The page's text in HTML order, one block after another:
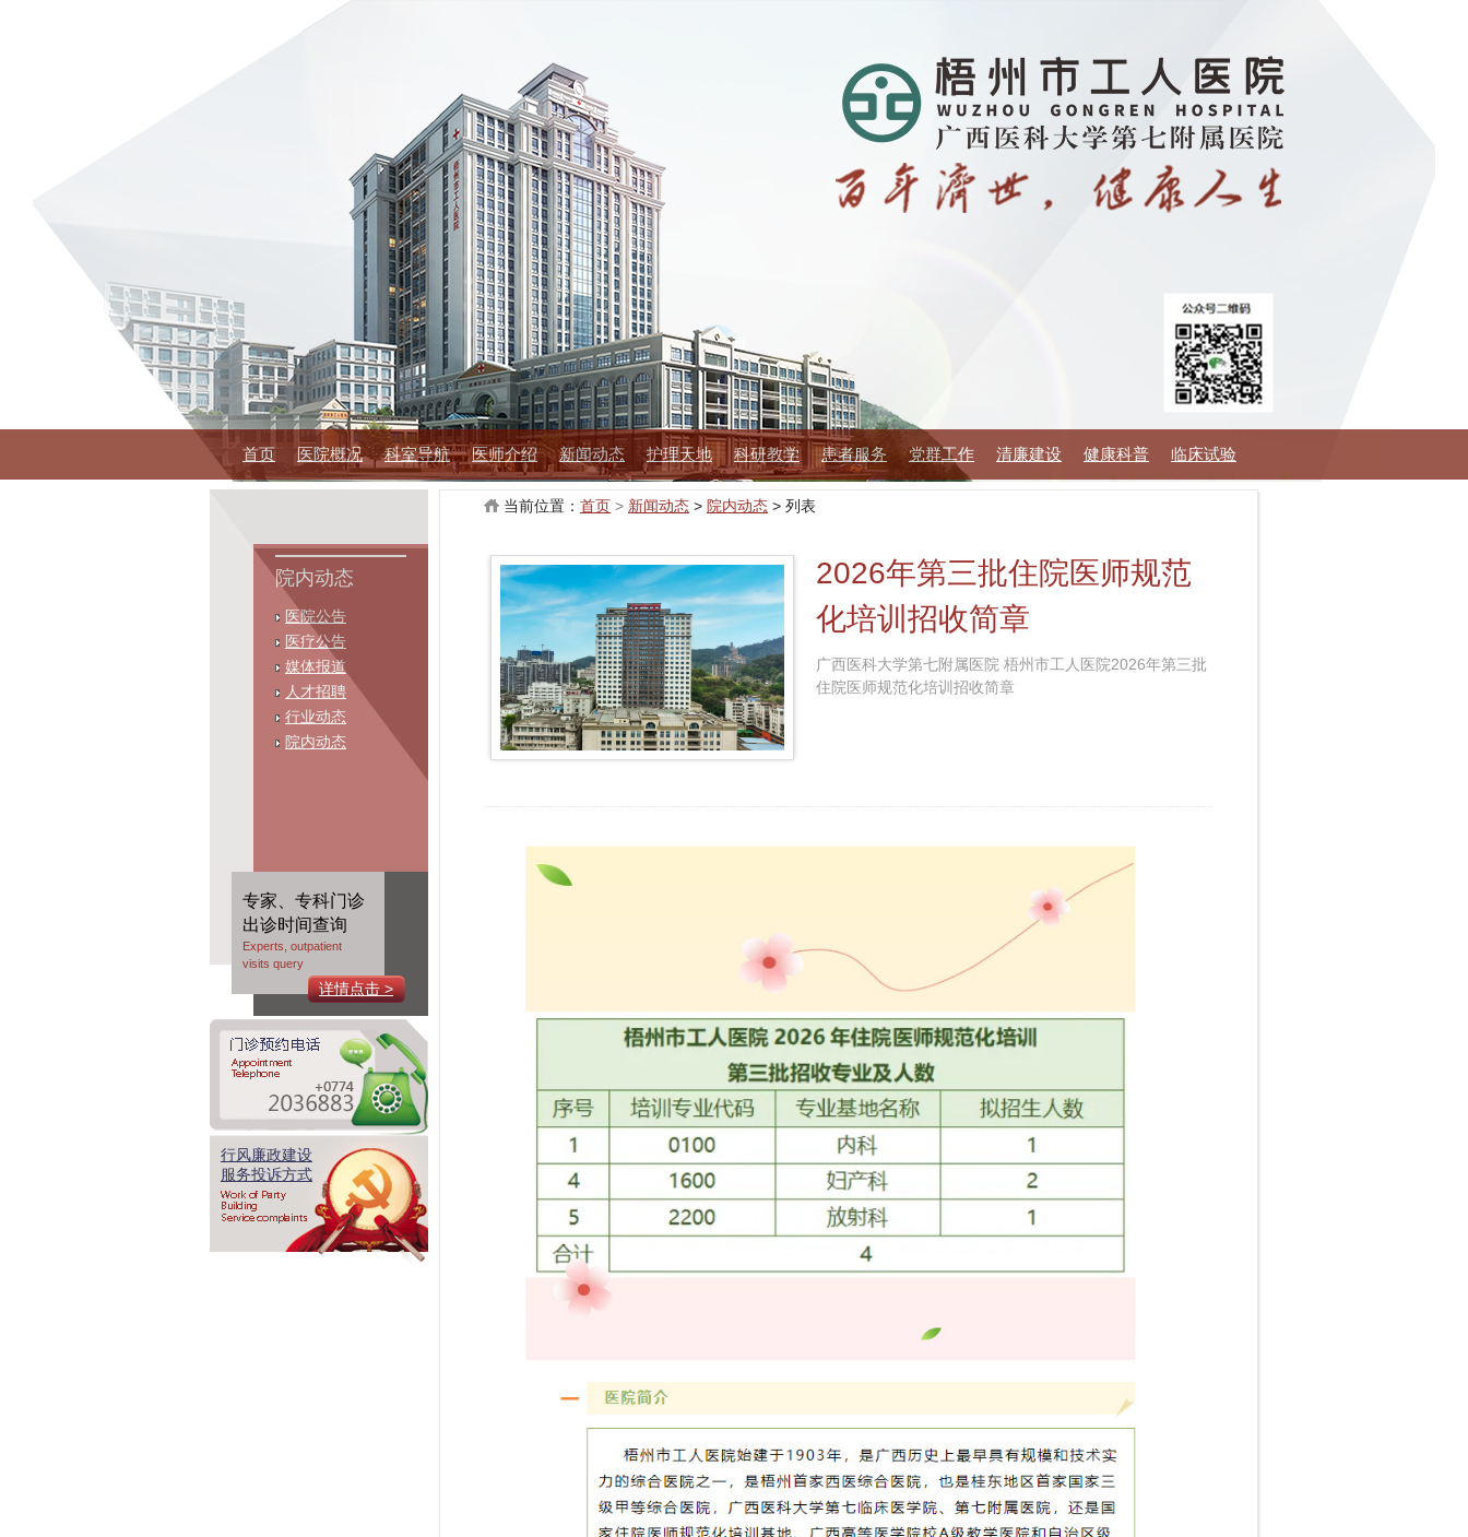
首页 医院概况 科室导航 医师介绍 新闻动态 护理天地 科研教学 患者服务 党群工作 清廉建设 健康科普 临床试验
院内动态
医院公告
医疗公告
媒体报道
人才招聘
行业动态
院内动态
专家、专科门诊
出诊时间查询
Experts, outpatient
visits query
详情点击 >
行风廉政建设
服务投诉方式
当前位置： 首页 > 新闻动态 > 院内动态 > 列表
2026年第三批住院医师规范
化培训招收简章
广西医科大学第七附属医院 梧州市工人医院2026年第三批
住院医师规范化培训招收简章